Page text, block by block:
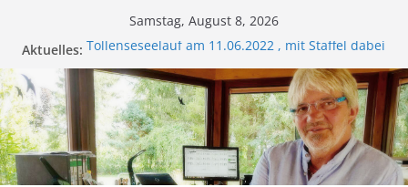
Samstag, August 8, 2026
Aktuelles: Tollenseseelauf am 11.06.2022 , mit Staffel dabei
!
Rügenbrückenlauf 2022
Burgenlauf
Burgenlauf 2022
Energie-Check ?